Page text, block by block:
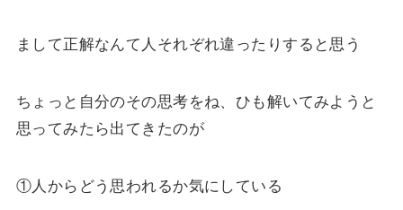
まして正解なんて人それぞれ違ったりすると思う
ちょっと自分のその思考をね、ひも解いてみようと
思ってみたら出てきたのが
①人からどう思われるか気にしている